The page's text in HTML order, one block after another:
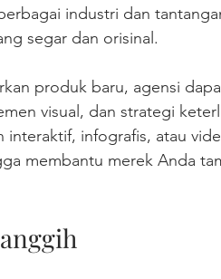
industri dan
segar dan orisinal.
produk baru, agensi
visual, dan strategi
infografis, atau
membantu merek Anda